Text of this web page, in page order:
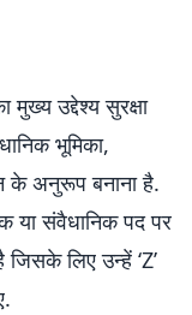
उद्देश्य सुरक्षा
भूमिका,
अनुरूप बनाना है.
या संवैधानिक पद पर
लिए उन्हें ‘Z’